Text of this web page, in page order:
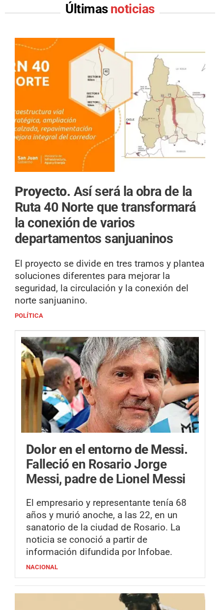
Últimas noticias
Proyecto. Así será la obra de la
Ruta 40 Norte que transformará
la conexión de varios
departamentos sanjuaninos
El proyecto se divide en tres tramos y plantea
soluciones diferentes para mejorar la
seguridad, la circulación y la conexión del
norte sanjuanino.
POLÍTICA
Dolor en el entorno de Messi.
Falleció en Rosario Jorge
Messi, padre de Lionel Messi
El empresario y representante tenía 68
años y murió anoche, a las 22, en un
sanatorio de la ciudad de Rosario. La
noticia se conoció a partir de
información difundida por Infobae.
NACIONAL